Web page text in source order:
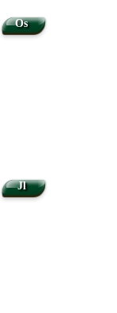
Os
Jl